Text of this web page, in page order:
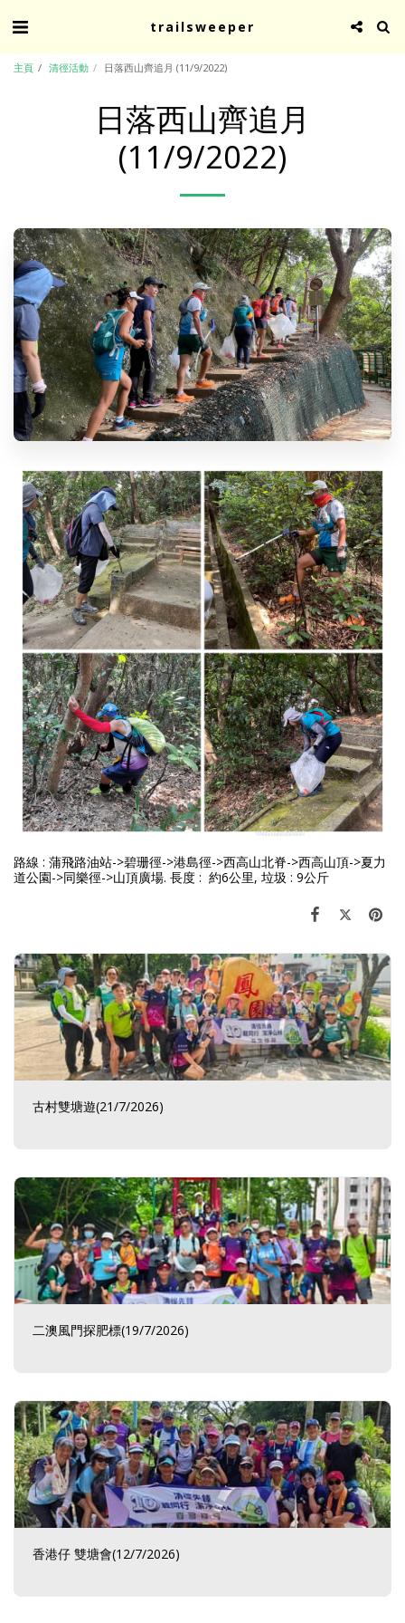
trailsweeper
主頁 清徑活動 日落西山齊追月 (11/9/2022)
日落西山齊追月
(11/9/2022)
路線 : 蒲飛路油站->碧珊徑->港島徑->西高山北脊->西高山頂->夏力
道公園->同樂徑->山頂廣場. 長度 : 約6公里, 垃圾 : 9公斤
古村雙塘遊(21/7/2026)
二澳風門探肥標(19/7/2026)
香港仔 雙塘會(12/7/2026)